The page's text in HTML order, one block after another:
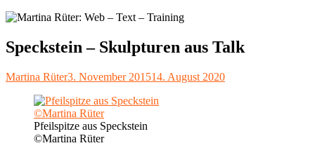
Speckstein – Skulpturen aus Talk
Autor
Martina RüterVeröffentlicht
3. November 201514. August 2020
Pfeilspitze aus Speckstein
©Martina Rüter